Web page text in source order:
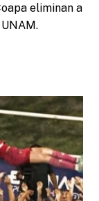
eliminan a